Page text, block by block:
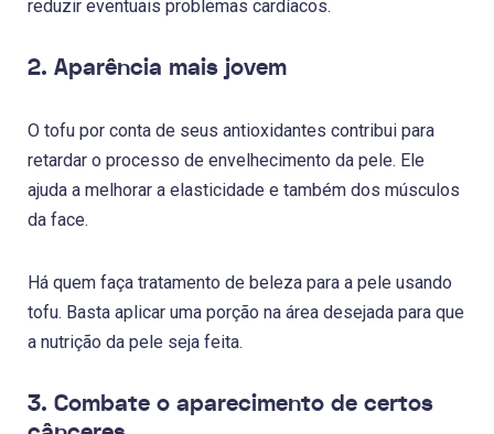
reduzir eventuais problemas cardíacos.
2. Aparência mais jovem
O tofu por conta de seus antioxidantes contribui para
retardar o processo de envelhecimento da pele. Ele
ajuda a melhorar a elasticidade e também dos músculos
da face.
Há quem faça tratamento de beleza para a pele usando
tofu. Basta aplicar uma porção na área desejada para que
a nutrição da pele seja feita.
3. Combate o aparecimento de certos